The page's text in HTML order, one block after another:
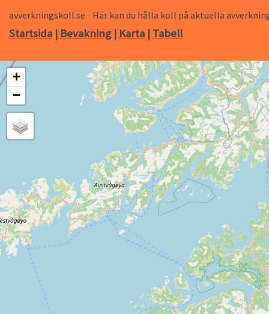
avverkningskoll.se - Här kan du hålla koll på aktuella
Startsida| Bevakning| Karta| Tabell
+
−